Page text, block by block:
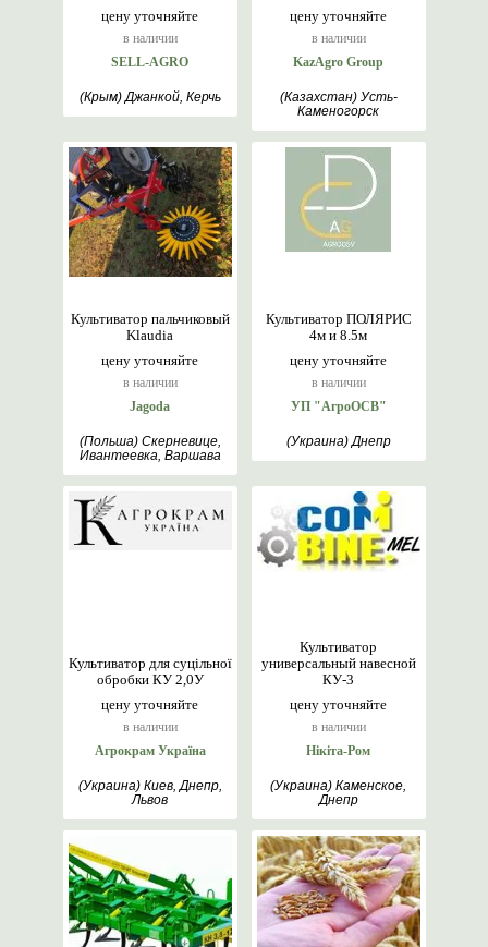
цену уточняйте
в наличии
SELL-AGRO
(Крым) Джанкой, Керчь
цену уточняйте
в наличии
KazAgro Group
(Казахстан) Усть-
Каменогорск
цену уточняйте
в наличии
Культиватор пальчиковый
Klaudia
Jagoda
(Польша) Скерневице,
Ивантеевка, Варшава
цену уточняйте
в наличии
Культиватор ПОЛЯРИС
4м и 8.5м
УП "АгроОСВ"
(Украина) Днепр
цену уточняйте
в наличии
Культиватор для суцільної
обробки КУ 2,0У
Агрокрам Україна
(Украина) Киев, Днепр,
Львов
цену уточняйте
в наличии
Культиватор
универсальный навесной
КУ-3
Нікіта-Ром
(Украина) Каменское,
Днепр